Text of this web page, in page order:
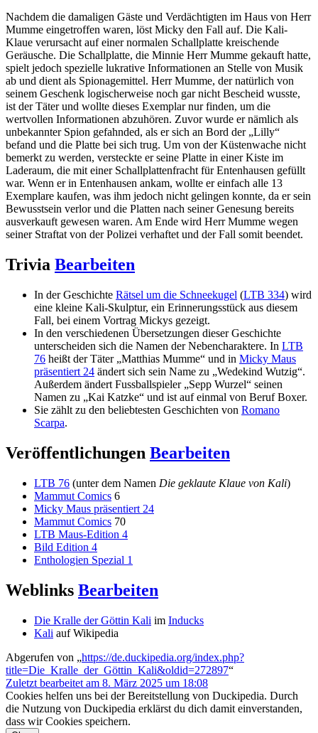
Nachdem die damaligen Gäste und Verdächtigten im Haus von Herr
Mumme eingetroffen waren, löst Micky den Fall auf. Die Kali-
Klaue verursacht auf einer normalen Schallplatte kreischende
Geräusche. Die Schallplatte, die Minnie Herr Mumme gekauft hatte,
spielt jedoch spezielle lukrative Informationen an Stelle von Musik
ab und dient als Spionagemittel. Herr Mumme, der natürlich von
seinem Geschenk logischerweise noch gar nicht Bescheid wusste,
ist der Täter und wollte dieses Exemplar nur finden, um die
wertvollen Informationen abzuhören. Zuvor wurde er nämlich als
unbekannter Spion gefahnded, als er sich an Bord der „Lilly“
befand und die Platte bei sich trug. Um von der Küstenwache nicht
bemerkt zu werden, versteckte er seine Platte in einer Kiste im
Laderaum, die mit einer Schallplattenfracht für Entenhausen gefüllt
war. Wenn er in Entenhausen ankam, wollte er einfach alle 13
Exemplare kaufen, was ihm jedoch nicht gelingen konnte, da er sein
Bewusstsein verlor und die Platten nach seiner Genesung bereits
ausverkauft gewesen waren. Am Ende wird Herr Mumme wegen
seiner Straftat von der Polizei verhaftet und der Fall somit beendet.
Trivia Bearbeiten
In der Geschichte Rätsel um die Schneekugel (LTB 334) wird
eine kleine Kali-Skulptur, ein Erinnerungsstück aus diesem
Fall, bei einem Vortrag Mickys gezeigt.
In den verschiedenen Übersetzungen dieser Geschichte
unterscheiden sich die Namen der Nebencharaktere. In LTB
76 heißt der Täter „Matthias Mumme“ und in Micky Maus
präsentiert 24 ändert sich sein Name zu „Wedekind Wutzig“.
Außerdem ändert Fussballspieler „Sepp Wurzel“ seinen
Namen zu „Kai Katzke“ und ist auf einmal von Beruf Boxer.
Sie zählt zu den beliebtesten Geschichten von Romano
Scarpa.
Veröffentlichungen Bearbeiten
LTB 76 (unter dem Namen Die geklaute Klaue von Kali)
Mammut Comics 6
Micky Maus präsentiert 24
Mammut Comics 70
LTB Maus-Edition 4
Bild Edition 4
Enthologien Spezial 1
Weblinks Bearbeiten
Die Kralle der Göttin Kali im Inducks
Kali auf Wikipedia
Abgerufen von „https://de.duckipedia.org/index.php?
title=Die_Kralle_der_Göttin_Kali&oldid=272897“
Zuletzt bearbeitet am 8. März 2025 um 18:08
Cookies helfen uns bei der Bereitstellung von Duckipedia. Durch
die Nutzung von Duckipedia erklärst du dich damit einverstanden,
dass wir Cookies speichern.